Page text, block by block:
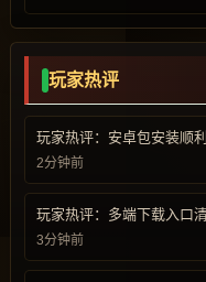
玩家热评
玩家热评：安卓包安装顺
2分钟前
玩家热评：多端下载入口
3分钟前